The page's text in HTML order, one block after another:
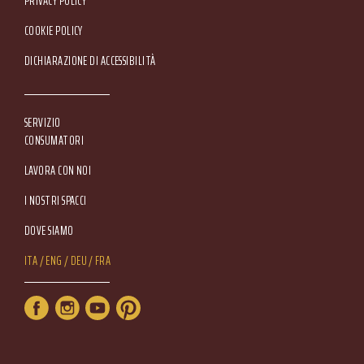
COOKIE POLICY
DICHIARAZIONE DI ACCESSIBILITÀ
SERVIZIO
CONSUMATORI
LAVORA CON NOI
I NOSTRI SPACCI
DOVE SIAMO
Lang Menu
ITA ENG DEU FRA